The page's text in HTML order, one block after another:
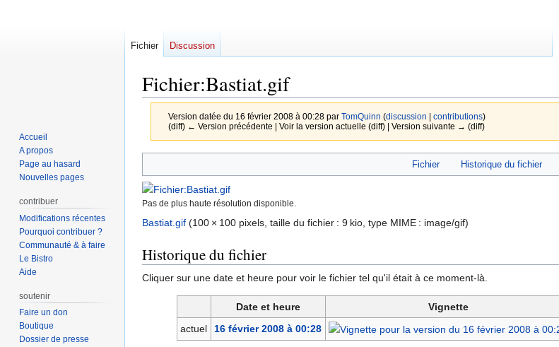
Fichier:Bastiat.gif
Version datée du 16 février 2008 à 00:28 par TomQuinn (discussion contributions)
(diff) ← Version précédente | Voir la version actuelle (diff) | Version suivante → (diff)
à
la
navigation
à
la
recherche
Fichier Historique du fichier
Pas de plus haute résolution disponible.
Bastiat.gif (100 × 100 pixels, taille du fichier : 9 kio, type MIME : image/gif)
Historique du fichier
Cliquer sur une date et heure pour voir le fichier tel qu'il était à ce moment-là.
Date et heure Vignette
actuel
16 février 2008 à 00:28
Fichier Discussion
Accueil
A propos
Page au hasard
Nouvelles pages
contribuer
Modifications récentes
Pourquoi contribuer ?
Communauté & à faire
Le Bistro
Aide
soutenir
Faire un don
Boutique
Dossier de presse